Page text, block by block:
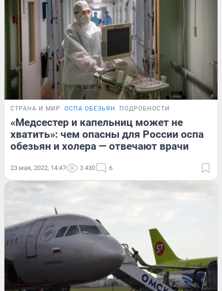
СТРАНА И МИР ОСПА ОБЕЗЬЯН ПОДРОБНОСТИ
«Медсестер и капельниц может не
хватить»: чем опасны для России оспа
обезьян и холера — отвечают врачи
23 мая, 2022, 14:47 3 430 6